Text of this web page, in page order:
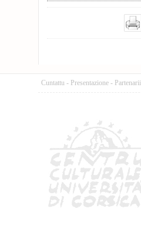
Cuntattu - Presentazione - Partenarii